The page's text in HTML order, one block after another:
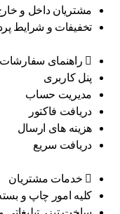
مشتریان داخل و
تخفیفات و شرایط
راهنمای سفارشات
پنل کاربری
مدیریت حساب
دریافت فاکتور
هزینه های ارسال
دریافت سریع
خدمات مشتریان
کلیه امور چاپ و بسته